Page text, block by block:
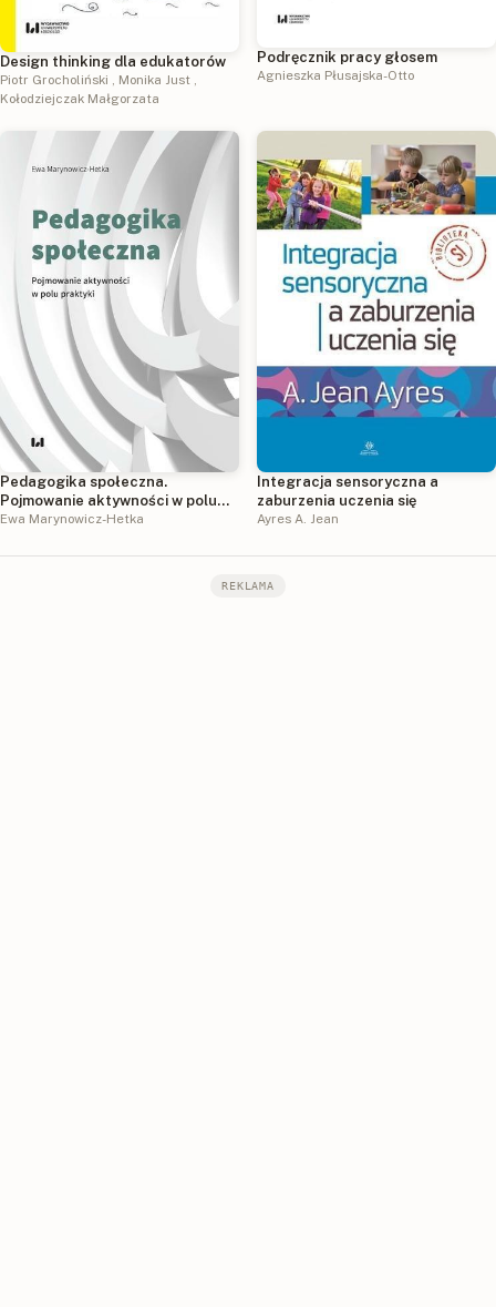
Design thinking dla edukatorów
Piotr Grocholiński , Monika Just ,
Kołodziejczak Małgorzata
Podręcznik pracy głosem
Agnieszka Płusajska-Otto
Pedagogika społeczna.
Pojmowanie aktywności w polu
praktyki
Ewa Marynowicz-Hetka
Integracja sensoryczna a
zaburzenia uczenia się
Ayres A. Jean
REKLAMA